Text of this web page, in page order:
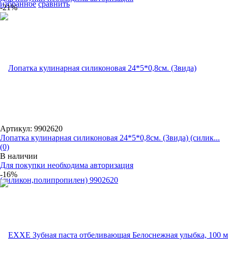
избранное сравнить
-21%
Артикул: 9902620
Лопатка кулинарная силиконовая 24*5*0,8см. (3вида) (силик...
(0)
В наличии
Для покупки необходима авторизация
-16%